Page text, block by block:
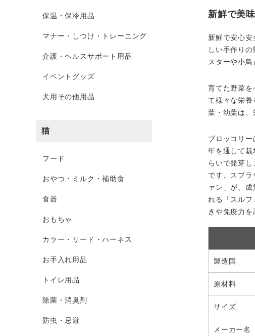
保温・保冷用品
マナー・しつけ・トレーニング
介護・ヘルスサポート用品
イベントグッズ
犬用その他用品
猫
フード
おやつ・ミルク・補助食
食器
おもちゃ
カラー・リード・ハーネス
お手入れ用品
トイレ用品
除菌・消臭剤
防虫・忌避
新鮮で美
新鮮で安心
しい手作り
スターや小鳥
育てた野菜を
て様々な栄
葉・幼葉は、
ブロッコリ
年を通して栽
らいで発芽
です。スプ
ァン」が、
れる「スルフ
きや免疫力
製造国
原材料
サイズ
メーカー名